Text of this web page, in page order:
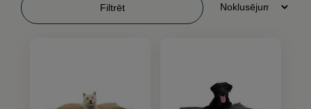
Filtrēt